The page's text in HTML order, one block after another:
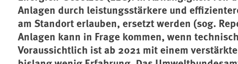
Anlagen durch leistungsstärkere und
am Standort erlauben, ersetzt werden (sog.
Anlagen kann in Frage kommen, wenn
Voraussichtlich ist ab 2021 mit einem